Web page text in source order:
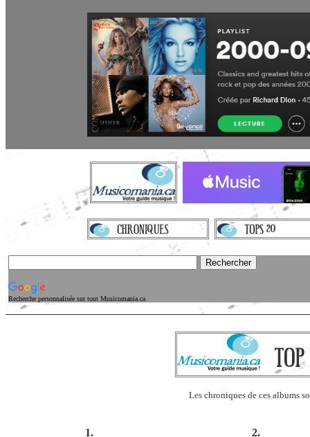
Recherche personnalisée sur tout Musicomania.ca
Les chroniques de ces albums
1. 2.